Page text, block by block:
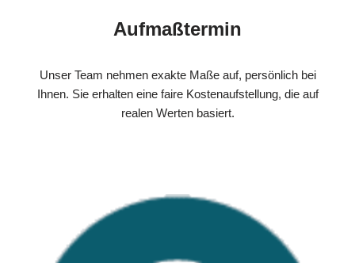
Aufmaßtermin
Unser Team nehmen exakte Maße auf, persönlich bei
Ihnen. Sie erhalten eine faire Kostenaufstellung, die auf
realen Werten basiert.